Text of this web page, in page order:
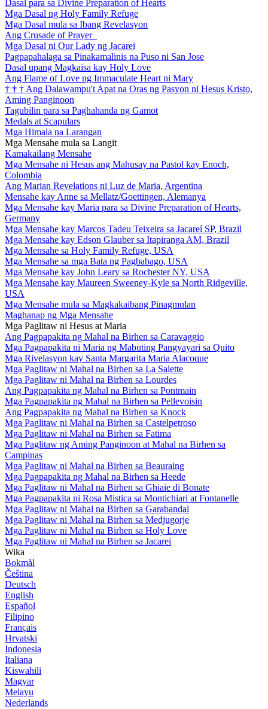
Dasal para sa Divine Preparation of Hearts
Mga Dasal ng Holy Family Refuge
Mga Dasal mula sa Ibang Revelasyon
Ang Crusade of Prayer
Mga Dasal ni Our Lady ng Jacarei
Pagpapahalaga sa Pinakamalinis na Puso ni San Jose
Dasal upang Magkaisa kay Holy Love
Ang Flame of Love ng Immaculate Heart ni Mary
† † † Ang Dalawampu't Apat na Oras ng Pasyon ni Hesus Kristo,
Aming Panginoon
Tagubilin para sa Paghahanda ng Gamot
Medals at Scapulars
Mga Himala na Larangan
Mga Mensahe mula sa Langit
Kamakailang Mensahe
Mga Mensahe ni Hesus ang Mahusay na Pastol kay Enoch,
Colombia
Ang Marian Revelations ni Luz de Maria, Argentina
Mensahe kay Anne sa Mellatz/Goettingen, Alemanya
Mga Mensahe kay Maria para sa Divine Preparation of Hearts,
Germany
Mga Mensahe kay Marcos Tadeu Teixeira sa Jacareí SP, Brazil
Mga Mensahe kay Edson Glauber sa Itapiranga AM, Brazil
Mga Mensahe sa Holy Family Refuge, USA
Mga Mensahe sa mga Bata ng Pagbabago, USA
Mga Mensahe kay John Leary sa Rochester NY, USA
Mga Mensahe kay Maureen Sweeney-Kyle sa North Ridgeville,
USA
Mga Mensahe mula sa Magkakaibang Pinagmulan
Maghanap ng Mga Mensahe
Mga Paglitaw ni Hesus at Maria
Ang Pagpapakita ng Mahal na Birhen sa Caravaggio
Mga Pagpapakita ni Maria ng Mabuting Pangyayari sa Quito
Mga Rivelasyon kay Santa Margarita Maria Alacoque
Mga Paglitaw ni Mahal na Birhen sa La Salette
Mga Paglitaw ni Mahal na Birhen sa Lourdes
Ang Pagpapakita ng Mahal na Birhen sa Pontmain
Mga Pagpapakita ng Mahal na Birhen sa Pellevoisin
Ang Pagpapakita ng Mahal na Birhen sa Knock
Mga Paglitaw ni Mahal na Birhen sa Castelpetroso
Mga Paglitaw ni Mahal na Birhen sa Fatima
Mga Paglitaw ng Aming Panginoon at Mahal na Birhen sa
Campinas
Mga Paglitaw ni Mahal na Birhen sa Beauraing
Mga Pagpapakita ng Mahal na Birhen sa Heede
Mga Paglitaw ni Mahal na Birhen sa Ghiaie di Bonate
Mga Pagpapakita ni Rosa Mistica sa Montichiari at Fontanelle
Mga Paglitaw ni Mahal na Birhen sa Garabandal
Mga Paglitaw ni Mahal na Birhen sa Medjugorje
Mga Paglitaw ni Mahal na Birhen sa Holy Love
Mga Paglitaw ni Mahal na Birhen sa Jacarei
Wika
Bokmål
Čeština
Deutsch
English
Español
Filipino
Français
Hrvatski
Indonesia
Italiana
Kiswahili
Magyar
Melayu
Nederlands